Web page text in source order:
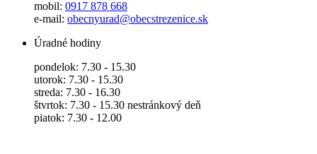
mobil: 0917 878 668
e-mail: obecnyurad@obecstrezenice.sk
Úradné hodiny
pondelok: 7.30 - 15.30
utorok: 7.30 - 15.30
streda: 7.30 - 16.30
štvrtok: 7.30 - 15.30 nestránkový deň
piatok: 7.30 - 12.00